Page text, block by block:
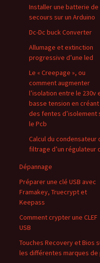
Installer une batterie de
secours sur un Arduino
Dc-Dc buck Converter
Allumage et extinction
progressive d’une led
Le « Creepage », ou
comment augmenter
l’isolation entre le 230v
basse tension en créant
des fentes d’isolement
le Pcb
Calcul du condensateur
filtrage d’un régulateur
Dépannage
Préparer une clé USB avec
Framakey, Truecrypt et
Keepass
Comment crypter une CLEF
USB
Touches Recovery et Bios
les différentes marques de